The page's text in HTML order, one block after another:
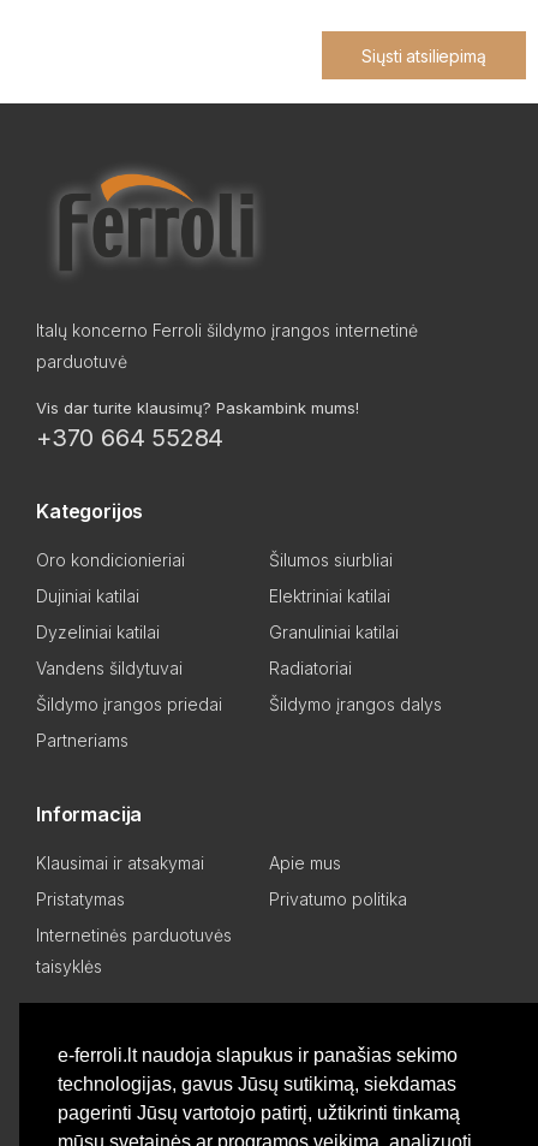
e-ferroli.lt naudoja slapukus ir panašias sekimo
technologijas, gavus Jūsų sutikimą, siekdamas
pagerinti Jūsų vartotojo patirtį, užtikrinti tinkamą
mūsų svetainės ar programos veikimą, analizuoti
Siųsti atsiliepimą
Italų koncerno Ferroli šildymo įrangos internetinė
parduotuvė
Vis dar turite klausimų? Paskambink mums!
+370 664 55284
Kategorijos
Oro kondicionieriai
Šilumos siurbliai
Dujiniai katilai
Elektriniai katilai
Dyzeliniai katilai
Granuliniai katilai
Vandens šildytuvai
Radiatoriai
Šildymo įrangos priedai
Šildymo įrangos dalys
Partneriams
Informacija
Klausimai ir atsakymai
Apie mus
Pristatymas
Privatumo politika
Internetinės parduotuvės
taisyklės
Asmeninis kabinetas
Pageidavimų sąrašas
Palyginti produktus
Basket